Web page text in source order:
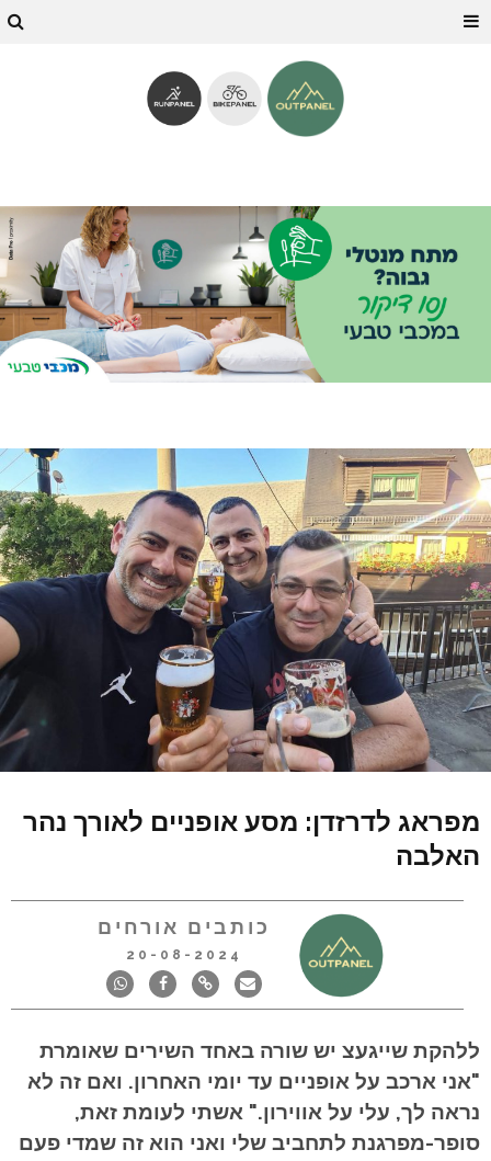
מפראג לדרזדן: מסע אופניים לאורך נהר
האלבה
כותבים אורחים
20-08-2024
ללהקת שייגעצ יש שורה באחד השירים שאומרת
"אני ארכב על אופניים עד יומי האחרון. ואם זה לא
נראה לך, עלי על אווירון." אשתי לעומת זאת,
סופר-מפרגנת לתחביב שלי ואני הוא זה שמדי פעם